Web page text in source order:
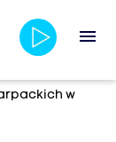
menu
w